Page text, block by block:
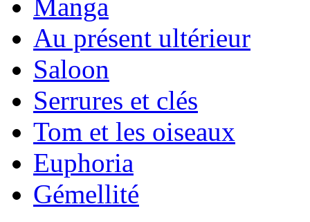
Manga
Au présent ultérieur
Saloon
Serrures et clés
Tom et les oiseaux
Euphoria
Gémellité